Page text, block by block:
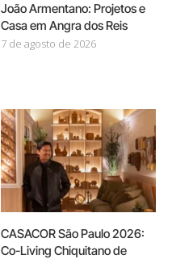
João Armentano: Projetos e
Casa em Angra dos Reis
7 de agosto de 2026
CASACOR São Paulo 2026:
Co-Living Chiquitano de